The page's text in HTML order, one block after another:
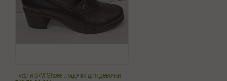
Туфли S/M Shoes лодочки для девочки